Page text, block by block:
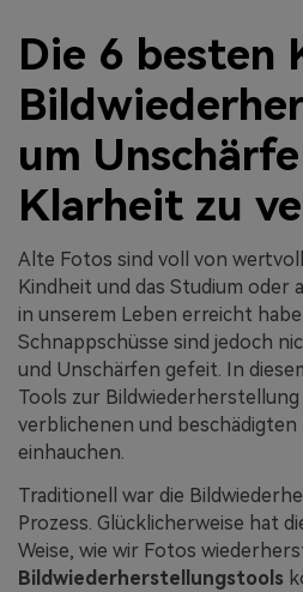
Die 6 besten
um
Klarheit zu
Alte Fotos sind voll von
Kindheit und das Studium oder
in unserem Leben erreicht
Schnappschüsse sind jedoch
und Unschärfen gefeit. In
Tools zur Bildwiederherstellung
verblichenen und
einhauchen.
Traditionell war die
Prozess. Glücklicherweise hat
Weise, wie wir Fotos
Bildwiederherstellungstools